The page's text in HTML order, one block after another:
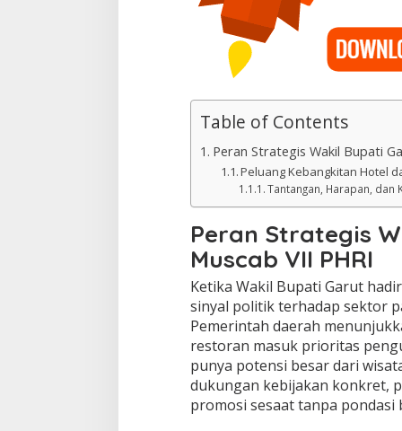
Table of Contents
Peran Strategis Wakil Bupati
Peluang Kebangkitan Hotel
Tantangan, Harapan, dan
Peran Strategis
Muscab VII PHRI
Ketika Wakil Bupati Garut
sinyal politik terhadap sektor
Pemerintah daerah
restoran masuk prioritas
punya potensi besar dari
dukungan kebijakan konkret,
promosi sesaat tanpa pondasi